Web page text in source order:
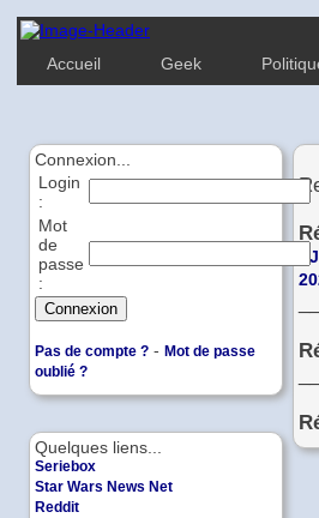
Accueil Geek
Quelques liens...
Seriebox
Star Wars News Net
Reddit
Connexion...
Login
:
Mot
de
passe
:
Pas de compte ? - Mot de passe
oublié ?